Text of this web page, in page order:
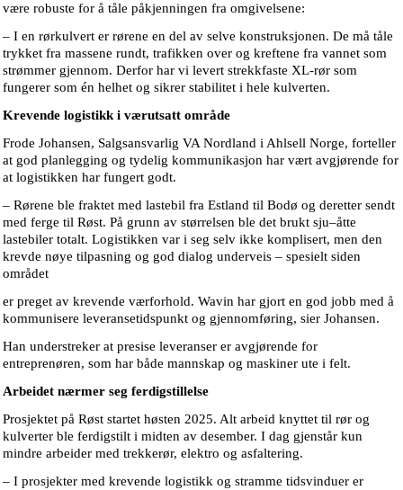
være robuste for å tåle påkjenningen fra omgivelsene:
– I en rørkulvert er rørene en del av selve konstruksjonen. De må tåle
trykket fra massene rundt, trafikken over og kreftene fra vannet som
strømmer gjennom. Derfor har vi levert strekkfaste XL-rør som
fungerer som én helhet og sikrer stabilitet i hele kulverten.
Krevende logistikk i værutsatt område
Frode Johansen, Salgsansvarlig VA Nordland i Ahlsell Norge, forteller
at god planlegging og tydelig kommunikasjon har vært avgjørende for
at logistikken har fungert godt.
– Rørene ble fraktet med lastebil fra Estland til Bodø og deretter sendt
med ferge til Røst. På grunn av størrelsen ble det brukt sju–åtte
lastebiler totalt. Logistikken var i seg selv ikke komplisert, men den
krevde nøye tilpasning og god dialog underveis – spesielt siden
området
er preget av krevende værforhold. Wavin har gjort en god jobb med å
kommunisere leveransetidspunkt og gjennomføring, sier Johansen.
Han understreker at presise leveranser er avgjørende for
entreprenøren, som har både mannskap og maskiner ute i felt.
Arbeidet nærmer seg ferdigstillelse
Prosjektet på Røst startet høsten 2025. Alt arbeid knyttet til rør og
kulverter ble ferdigstilt i midten av desember. I dag gjenstår kun
mindre arbeider med trekkerør, elektro og asfaltering.
– I prosjekter med krevende logistikk og stramme tidsvinduer er